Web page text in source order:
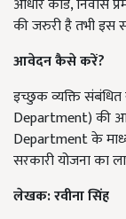
आधार कार्ड, निवास
की जरुरी है तभी इस
आवेदन कैसे करें?
इच्छुक व्यक्ति संबंधित
Department) की
Department के
सरकारी योजना का
लेखक: रवीना सिंह